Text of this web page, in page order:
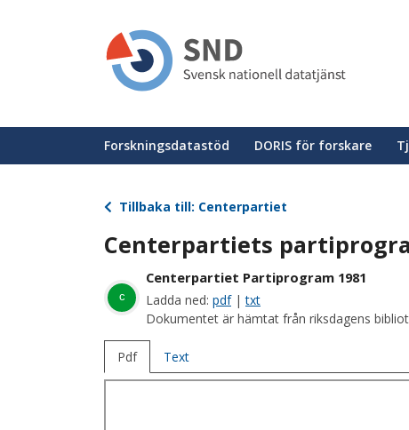
Huvudmeny
Forskningsdatastöd DORIS för forskare
Tillbaka till: Centerpartiet
Centerpartiets
c
Centerpartiet Partiprogram 1981
Ladda ned: pdf|txt
Dokumentet är hämtat från riksdagens
Pdf Text